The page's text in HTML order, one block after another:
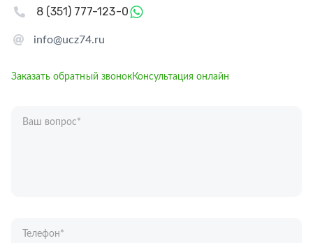
info@ucz74.ru
8 (351) 777-123-0
Заказать обратный звонокКонсультация онлайн
Ваш вопрос*